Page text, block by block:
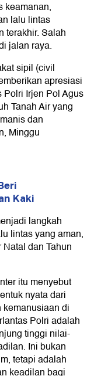
keamanan,
lalu lintas
terakhir. Salah
jalan raya.
sipil (civil
apresiasi
Irjen Pol Agus
Tanah Air yang
dan
Minggu
Kaki
langkah
lintas yang aman,
dan Tahun
itu menyebut
nyata dari
di
Polri adalah
tinggi nilai-
Ini bukan
tetapi adalah
keadilan bagi